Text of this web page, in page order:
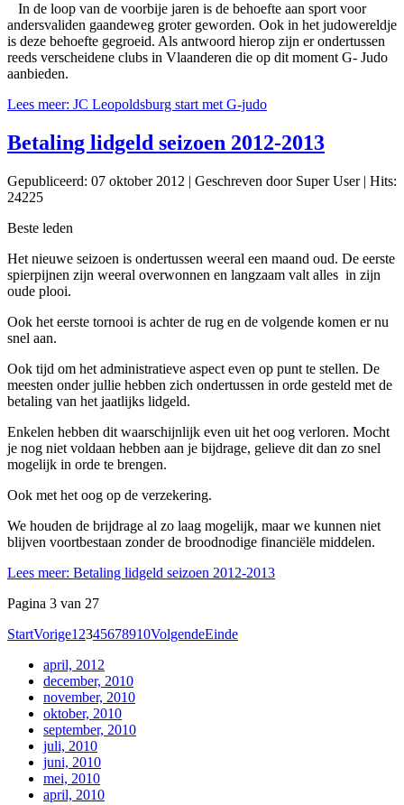
In de loop van de voorbije jaren is de behoefte aan sport voor
andersvaliden gaandeweg groter geworden. Ook in het judowereldje
is deze behoefte gegroeid. Als antwoord hierop zijn er ondertussen
reeds verscheidene clubs in Vlaanderen die op dit moment G- Judo
aanbieden.
Lees meer: JC Leopoldsburg start met G-judo
Betaling lidgeld seizoen 2012-2013
Gepubliceerd: 07 oktober 2012 | Geschreven door Super User| Hits:
24225
Beste leden
Het nieuwe seizoen is ondertussen weeral een maand oud. De eerste
spierpijnen zijn weeral overwonnen en langzaam valt alles in zijn
oude plooi.
Ook het eerste tornooi is achter de rug en de volgende komen er nu
snel aan.
Ook tijd om het administratieve aspect even op punt te stellen. De
meesten onder jullie hebben zich ondertussen in orde gesteld met de
betaling van het jaatlijks lidgeld.
Enkelen hebben dit waarschijnlijk even uit het oog verloren. Mocht
je nog niet voldaan hebben aan je bijdrage, gelieve dit dan zo snel
mogelijk in orde te brengen.
Ook met het oog op de verzekering.
We houden de brijdrage al zo laag mogelijk, maar we kunnen niet
blijven voortbestaan zonder de broodnodige financiële middelen.
Lees meer: Betaling lidgeld seizoen 2012-2013
Pagina 3 van 27
StartVorige1 2345678910VolgendeEinde
april, 2012
december, 2010
november, 2010
oktober, 2010
september, 2010
juli, 2010
juni, 2010
mei, 2010
april, 2010